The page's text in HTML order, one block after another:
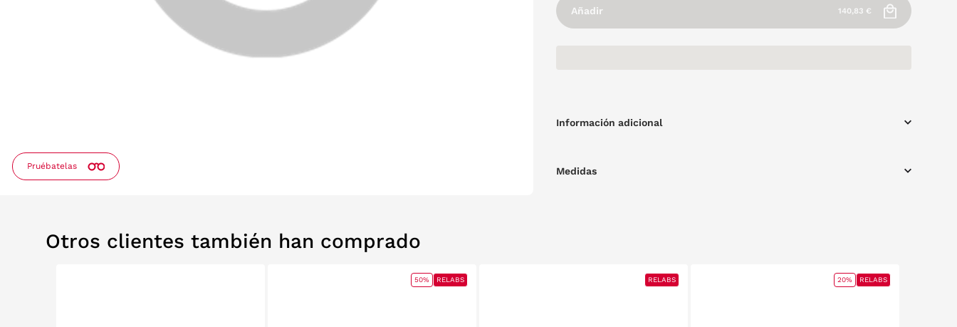
Pruébatelas
Añadir 140,83 €
Información adicional
Medidas
Otros clientes también han comprado
50% RELABS RELABS 20% RELABS